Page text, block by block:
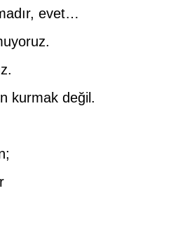
evet…
kurmak değil.